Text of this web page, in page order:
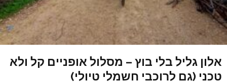
אלון גליל בלי בוץ – מסלול אופניים קל ולא
טכני (גם לרוכבי חשמלי טיולי)